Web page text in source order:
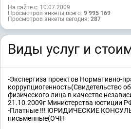
На сайте с: 10.07.2009
Просмотров анкеты всего: 9 995 169
Просмотров анкеты сегодня: 287
Виды услуг и
-Экспертиза проектов Нормативно-
коррупциогенность(Свидетельство
физического лица в качестве
21.10.2009г Министерства юстиции
-Платные !!! ЮРИДИЧЕСКИЕ
письменные(ОЧН